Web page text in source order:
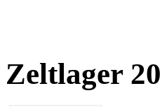
Zeltlager